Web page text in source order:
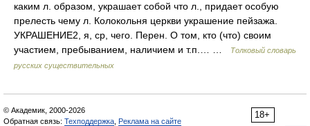
каким л. образом, украшает собой что л., придает особую
прелесть чему л. Колокольня церкви украшение пейзажа.
УКРАШЕНИЕ2, я, cр, чего. Перен. О том, кто (что) своим
участием, пребыванием, наличием и т.п.… …
Толковый словарь
русских существительных
18+
© Академик, 2000-2026
Обратная связь: Техподдержка Реклама на сайте